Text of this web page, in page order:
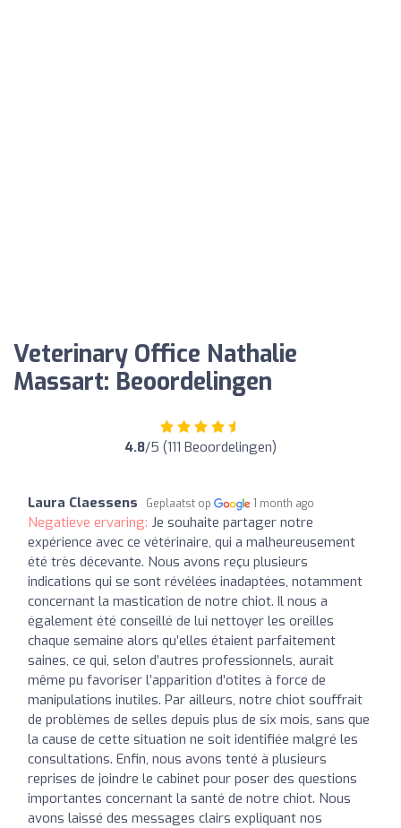
Veterinary Office Nathalie
Massart: Beoordelingen
4.8/5 (111 Beoordelingen)
Laura Claessens Geplaatst op 1 month ago
Negatieve ervaring: Je souhaite partager notre
expérience avec ce vétérinaire, qui a malheureusement
été très décevante. Nous avons reçu plusieurs
indications qui se sont révélées inadaptées, notamment
concernant la mastication de notre chiot. Il nous a
également été conseillé de lui nettoyer les oreilles
chaque semaine alors qu’elles étaient parfaitement
saines, ce qui, selon d’autres professionnels, aurait
même pu favoriser l’apparition d’otites à force de
manipulations inutiles. Par ailleurs, notre chiot souffrait
de problèmes de selles depuis plus de six mois, sans que
la cause de cette situation ne soit identifiée malgré les
consultations. Enfin, nous avons tenté à plusieurs
reprises de joindre le cabinet pour poser des questions
importantes concernant la santé de notre chiot. Nous
avons laissé des messages clairs expliquant nos